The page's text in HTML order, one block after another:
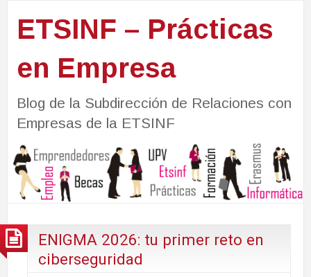
ETSINF – Prácticas
en Empresa
Blog de la Subdirección de Relaciones con
Empresas de la ETSINF
ENIGMA 2026: tu primer reto en
ciberseguridad